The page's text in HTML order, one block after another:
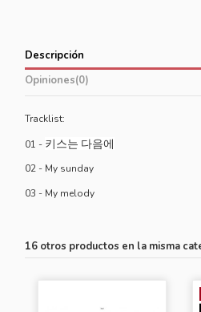
Descripción
Opiniones(0)
Tracklist:
01 - 키스는 다음에
02 - My sunday
03 - My melody
16 otros productos en la misma